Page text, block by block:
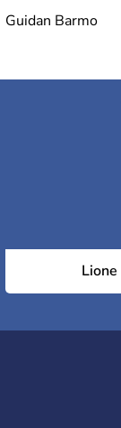
Guidan Barmo
Lione